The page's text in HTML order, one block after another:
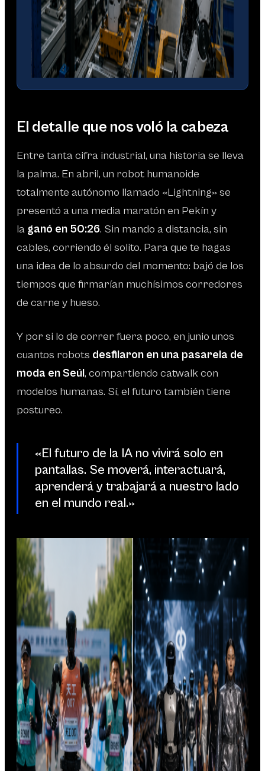
El detalle que nos voló la cabeza
Entre tanta cifra industrial, una historia se lleva
la palma. En abril, un robot humanoide
totalmente autónomo llamado «Lightning» se
presentó a una media maratón en Pekín y
la ganó en 50:26. Sin mando a distancia, sin
cables, corriendo él solito. Para que te hagas
una idea de lo absurdo del momento: bajó de los
tiempos que firmarían muchísimos corredores
de carne y hueso.
Y por si lo de correr fuera poco, en junio unos
cuantos robots desfilaron en una pasarela de
moda en Seúl, compartiendo catwalk con
modelos humanas. Sí, el futuro también tiene
postureo.
«El futuro de la IA no vivirá solo en
pantallas. Se moverá, interactuará,
aprenderá y trabajará a nuestro lado
en el mundo real.»